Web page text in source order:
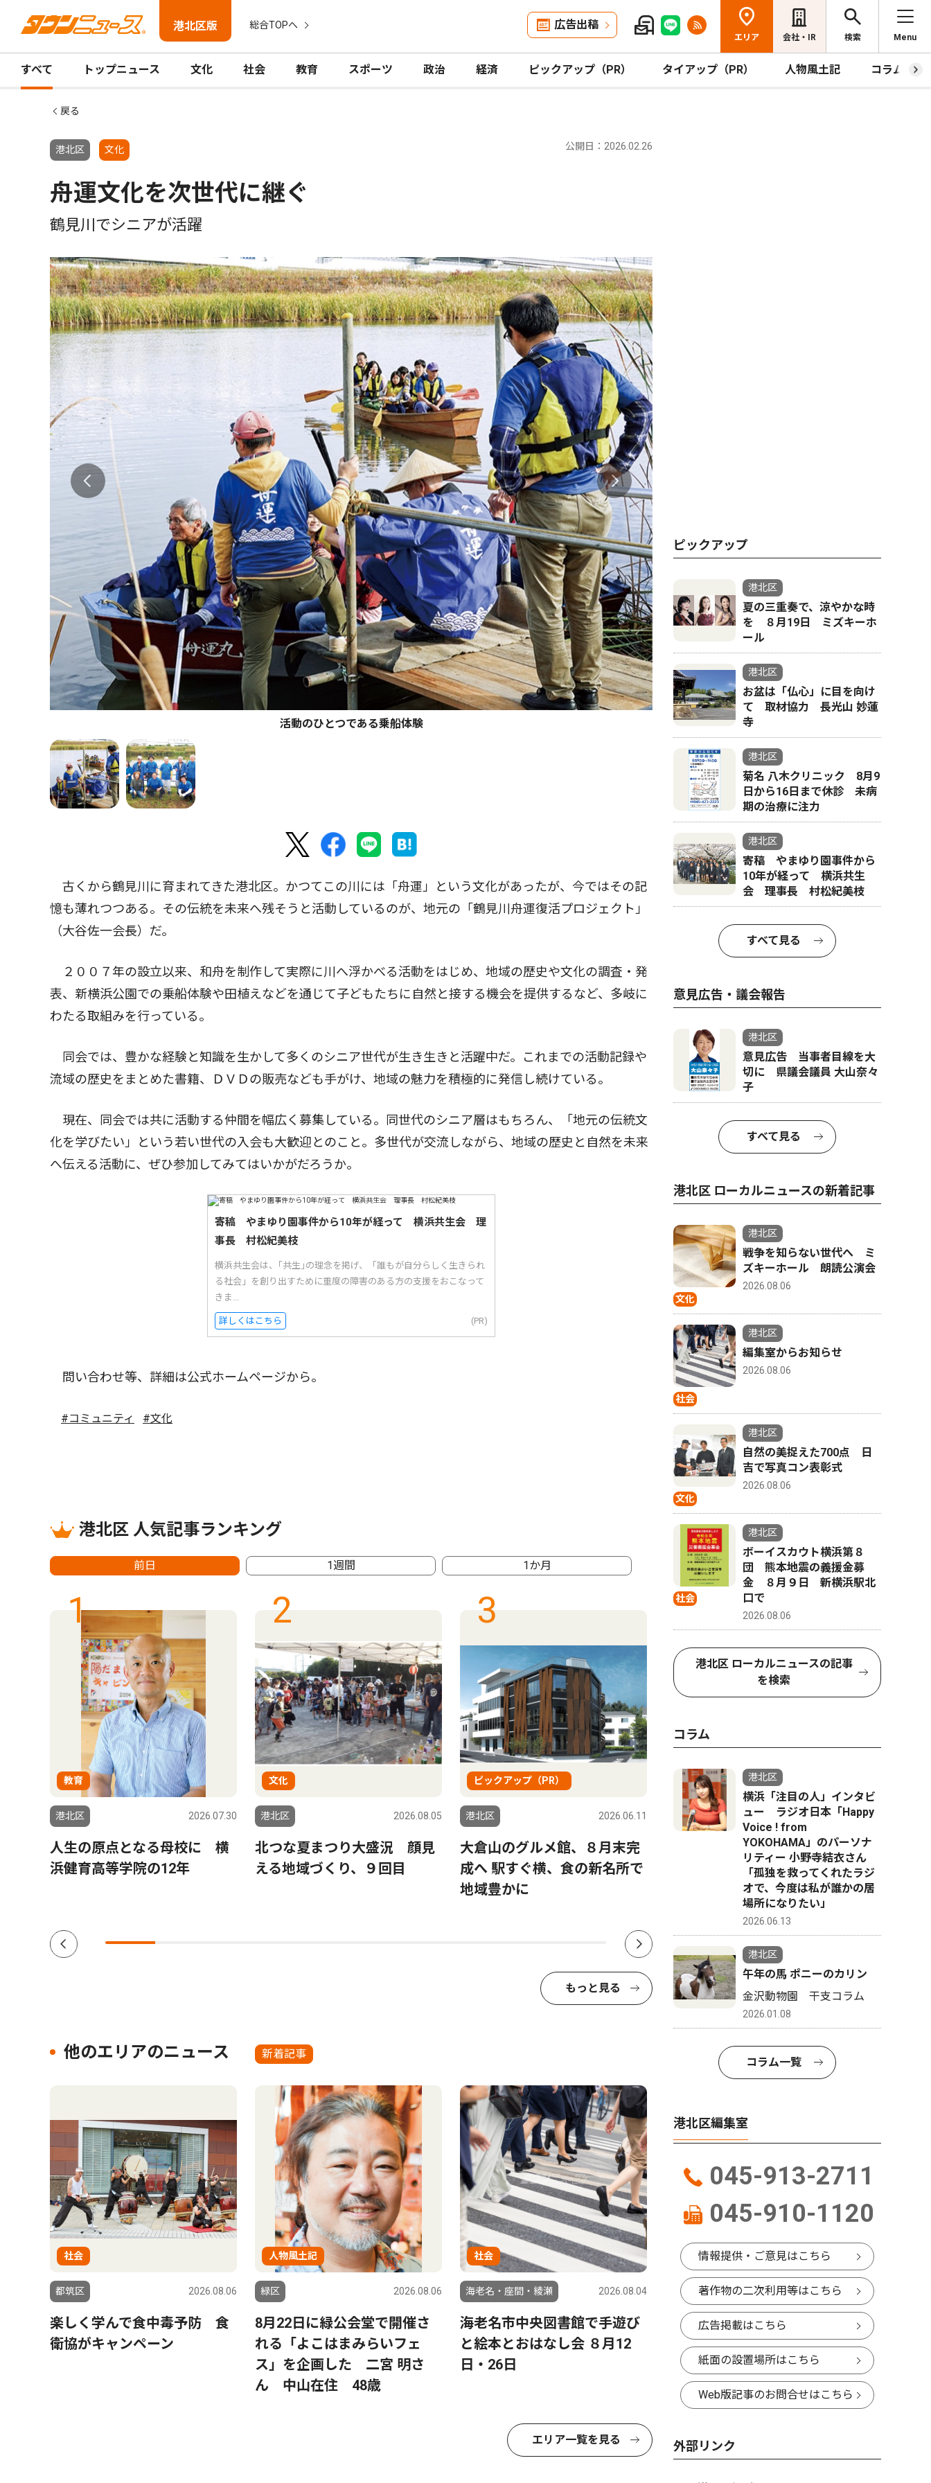
港北区版 総合TOPへ 広告出稿
エリア 会社・IR 検索 Menu
すべて トップニュース 文化 社会 教育 スポーツ 政治 経済 ピックアップ（PR） タイアップ（PR） 人物風土記 コラム
戻る
港北区 文化 公開日：2026.02.26
舟運文化を次世代に継ぐ
鶴見川でシニアが活躍
活動のひとつである乗船体験
古くから鶴見川に育まれてきた港北区。かつてこの川には「舟運」という文化があったが、今ではその記
憶も薄れつつある。その伝統を未来へ残そうと活動しているのが、地元の「鶴見川舟運復活プロジェクト」
（大谷佐一会長）だ。
２００７年の設立以来、和舟を制作して実際に川へ浮かべる活動をはじめ、地域の歴史や文化の調査・発
表、新横浜公園での乗船体験や田植えなどを通じて子どもたちに自然と接する機会を提供するなど、多岐に
わたる取組みを行っている。
同会では、豊かな経験と知識を生かして多くのシニア世代が生き生きと活躍中だ。これまでの活動記録や
流域の歴史をまとめた書籍、ＤＶＤの販売なども手がけ、地域の魅力を積極的に発信し続けている。
現在、同会では共に活動する仲間を幅広く募集している。同世代のシニア層はもちろん、「地元の伝統文
化を学びたい」という若い世代の入会も大歓迎とのこと。多世代が交流しながら、地域の歴史と自然を未来
へ伝える活動に、ぜひ参加してみてはいかがだろうか。
寄稿 やまゆり園事件から10年が経って 横浜共生会 理
事長 村松紀美枝
横浜共生会は、｢共生｣の理念を掲げ、「誰もが自分らしく生きられ
る社会」を創り出すために重度の障害のある方の支援をおこなって
きま...
詳しくはこちら (PR)
問い合わせ等、詳細は公式ホームページから。
#コミュニティ #文化
港北区 人気記事ランキング
前日 1週間 1か月
1
教育
港北区 2026.07.30
人生の原点となる母校に 横
浜健育高等学院の12年
2
文化
港北区 2026.08.05
北つな夏まつり大盛況 顔見
える地域づくり、９回目
3
ピックアップ（PR）
港北区 2026.06.11
大倉山のグルメ館、８月末完
成へ 駅すぐ横、食の新名所で
地域豊かに
4
ピックアップ（PR）
港北区 2026.08.05
寄稿 やまゆり園事件から10
年が経って 横浜共生会 理
事長 村松紀美枝
華鏡作家
もっと見る
他のエリアのニュース 新着記事
社会
都筑区 2026.08.06
楽しく学んで食中毒予防 食
衛協がキャンペーン
人物風土記
緑区 2026.08.06
8月22日に緑公会堂で開催さ
れる「よこはまみらいフェ
ス」を企画した 二宮 明さ
ん 中山在住 48歳
社会
海老名・座間・綾瀬 2026.08.04
海老名市中央図書館で手遊び
と絵本とおはなし会 ８月12
日・26日
エリア一覧を見る
ピックアップ
港北区
夏の三重奏で、涼やかな時
を ８月19日 ミズキーホ
ール
港北区
お盆は「仏心」に目を向け
て 取材協力 長光山 妙蓮
寺
港北区
菊名 八木クリニック 8月9
日から16日まで休診 未病
期の治療に注力
港北区
寄稿 やまゆり園事件から
10年が経って 横浜共生
会 理事長 村松紀美枝
すべて見る
意見広告・議会報告
港北区
意見広告 当事者目線を大
切に 県議会議員 大山奈々
子
すべて見る
港北区 ローカルニュースの新着記事
文化
港北区
戦争を知らない世代へ ミ
ズキーホール 朗読公演会
2026.08.06
社会
港北区
編集室からお知らせ
2026.08.06
文化
港北区
自然の美捉えた700点 日
吉で写真コン表彰式
2026.08.06
社会
港北区
ボーイスカウト横浜第８
団 熊本地震の義援金募
金 ８月９日 新横浜駅北
口で
2026.08.06
港北区 ローカルニュースの記事
を検索
コラム
港北区
横浜「注目の人」インタビ
ュー ラジオ日本「Happy
Voice ! from
YOKOHAMA」のパーソナ
リティー 小野寺結衣さん
「孤独を救ってくれたラジ
オで、今度は私が誰かの居
場所になりたい」
2026.06.13
港北区
午年の馬 ポニーのカリン
金沢動物園 干支コラム
2026.01.08
コラム一覧
港北区編集室
045-913-2711
045-910-1120
情報提供・ご意見はこちら
著作物の二次利用等はこちら
広告掲載はこちら
紙面の設置場所はこちら
Web版記事のお問合せはこちら
外部リンク